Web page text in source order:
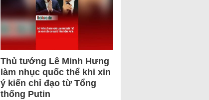
Thủ tướng Lê Minh Hưng
làm nhục quốc thể khi xin
ý kiến chỉ đạo từ Tổng
thống Putin